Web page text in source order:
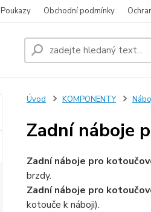
Poukazy Obchodní podmínky
Úvod KOMPONENTY
Zadní náboje
Zadní náboje pro
brzdy.
Zadní náboje pro
kotouče k náboji).